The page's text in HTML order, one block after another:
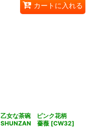
カートに入れる
乙女な茶碗 ピンク花柄
SHUNZAN 薔薇 [CW32]